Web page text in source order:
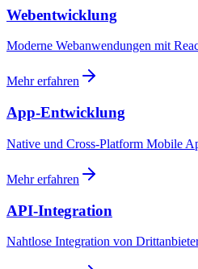
Webentwicklung
Moderne Webanwendungen mit
Mehr erfahren
App-Entwicklung
Native und Cross-Platform Mobile
Mehr erfahren
API-Integration
Nahtlose Integration von